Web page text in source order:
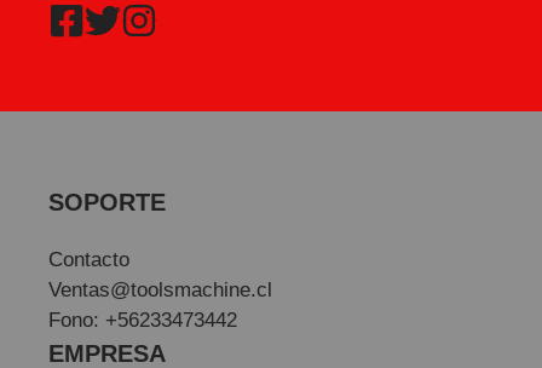
SOPORTE
Contacto
Ventas@toolsmachine.cl
Fono: +56233473442
EMPRESA